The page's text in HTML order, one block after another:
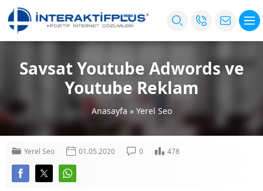
Savsat Youtube Adwords ve
Youtube Reklam
Anasayfa » Yerel Seo
Yerel Seo 01.05.2020 0 478